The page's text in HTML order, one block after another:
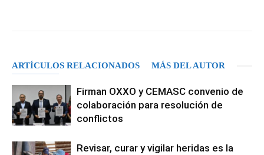
ARTÍCULOS RELACIONADOS MÁS DEL AUTOR
Firman OXXO y CEMASC convenio de
colaboración para resolución de
conflictos
Revisar, curar y vigilar heridas es la